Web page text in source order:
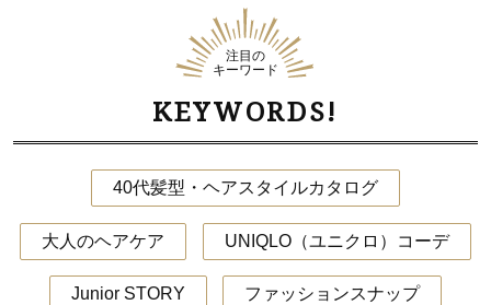
注目の
キーワード
KEYWORDS!
40代髪型・ヘアスタイルカタログ
大人のヘアケア UNIQLO（ユニクロ）コーデ
Junior STORY ファッションスナップ